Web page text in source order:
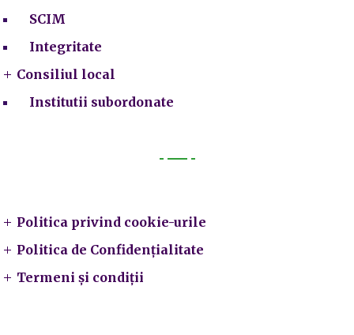
SCIM
Integritate
Consiliul local
Institutii subordonate
Politica privind cookie-urile
Politica de Confidențialitate
Termeni și condiții